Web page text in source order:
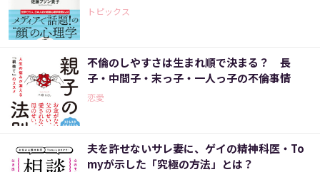
トピックス
不倫のしやすさは生まれ順で決まる？ 長
子・中間子・末っ子・一人っ子の不倫事情
恋愛
夫を許せないサレ妻に、ゲイの精神科医・To
myが示した「究極の方法」とは？